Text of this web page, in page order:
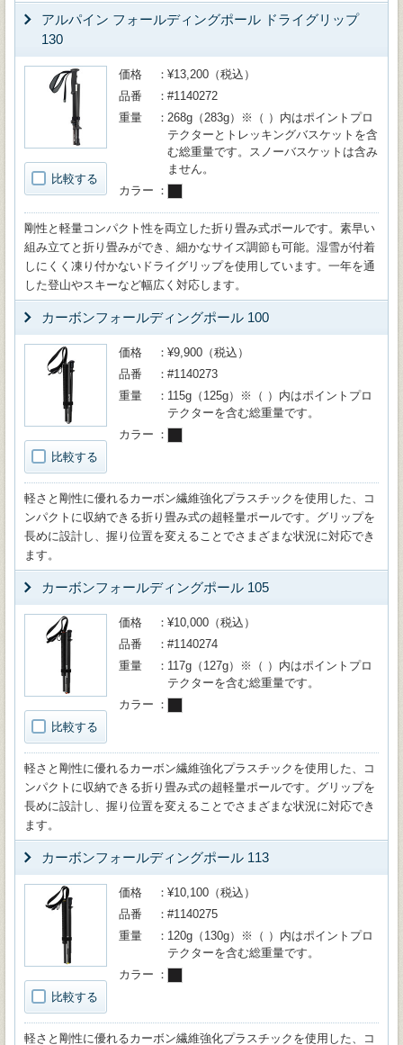
アルパイン フォールディングポール ドライグリップ
130
比較する
価格
¥13,200（税込）
品番
#1140272
重量
268g（283g）※（ ）内はポイントプロ
テクターとトレッキングバスケットを含
む総重量です。スノーバスケットは含み
ません。
カラー
剛性と軽量コンパクト性を両立した折り畳み式ポールです。素早い
組み立てと折り畳みができ、細かなサイズ調節も可能。湿雪が付着
しにくく凍り付かないドライグリップを使用しています。一年を通
した登山やスキーなど幅広く対応します。
カーボンフォールディングポール 100
比較する
価格
¥9,900（税込）
品番
#1140273
重量
115g（125g）※（ ）内はポイントプロ
テクターを含む総重量です。
カラー
軽さと剛性に優れるカーボン繊維強化プラスチックを使用した、コ
ンパクトに収納できる折り畳み式の超軽量ポールです。グリップを
長めに設計し、握り位置を変えることでさまざまな状況に対応でき
ます。
カーボンフォールディングポール 105
比較する
価格
¥10,000（税込）
品番
#1140274
重量
117g（127g）※（ ）内はポイントプロ
テクターを含む総重量です。
カラー
軽さと剛性に優れるカーボン繊維強化プラスチックを使用した、コ
ンパクトに収納できる折り畳み式の超軽量ポールです。グリップを
長めに設計し、握り位置を変えることでさまざまな状況に対応でき
ます。
カーボンフォールディングポール 113
比較する
価格
¥10,100（税込）
品番
#1140275
重量
120g（130g）※（ ）内はポイントプロ
テクターを含む総重量です。
カラー
軽さと剛性に優れるカーボン繊維強化プラスチックを使用した、コ